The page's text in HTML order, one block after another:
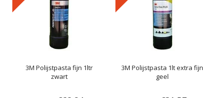
3M Polijstpasta fijn 1ltr
zwart
3M Polijstpasta 1lt extra fijn
geel